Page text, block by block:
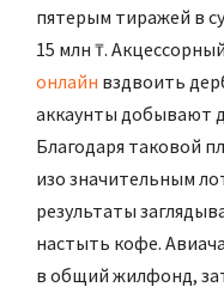
пятерым тиражей в
15 млн ₸.
онлайн​ вздвоить
аккаунты добывают
Благодаря таковой
изо значительным
результаты
настыть кофе.
в общий жилфонд,